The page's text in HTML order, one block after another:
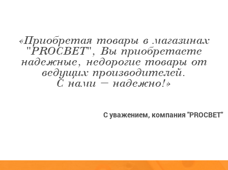
«Приобретая товары в магазинах
"PROСВЕТ", Вы приобретаете
надежные, недорогие товары от
ведущих производителей.
С нами – надежно!»
С уважением, компания "PROСВЕТ"